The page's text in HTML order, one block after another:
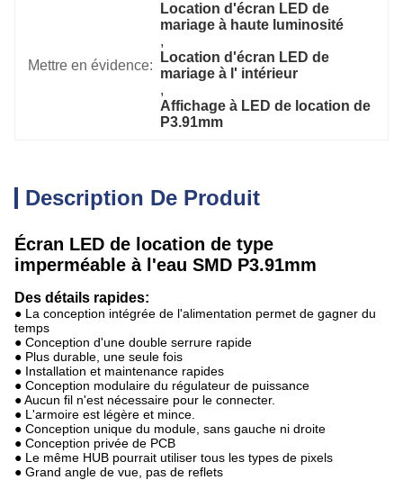
Mettre en évidence:
Location d'écran LED de
mariage à haute luminosité
,
Location d'écran LED de
mariage à l' intérieur
,
Affichage à LED de location de
P3.91mm
Description De Produit
Écran LED de location de type
imperméable à l'eau SMD P3.91mm
Des détails rapides:
● La conception intégrée de l'alimentation permet de gagner du
temps
● Conception d'une double serrure rapide
● Plus durable, une seule fois
● Installation et maintenance rapides
● Conception modulaire du régulateur de puissance
● Aucun fil n'est nécessaire pour le connecter.
● L'armoire est légère et mince.
● Conception unique du module, sans gauche ni droite
● Conception privée de PCB
● Le même HUB pourrait utiliser tous les types de pixels
● Grand angle de vue, pas de reflets